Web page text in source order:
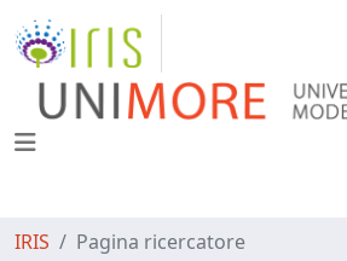
IRIS Pagina ricercatore